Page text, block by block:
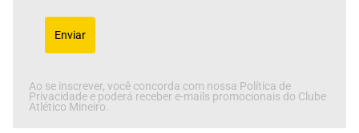
Enviar
Ao se inscrever, você concorda com nossa Política de
Privacidade e poderá receber e-mails promocionais do Clube
Atlético Mineiro.